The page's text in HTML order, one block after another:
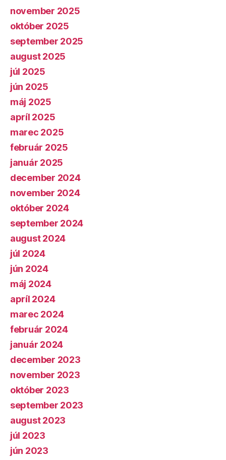
november 2025
október 2025
september 2025
august 2025
júl 2025
jún 2025
máj 2025
apríl 2025
marec 2025
február 2025
január 2025
december 2024
november 2024
október 2024
september 2024
august 2024
júl 2024
jún 2024
máj 2024
apríl 2024
marec 2024
február 2024
január 2024
december 2023
november 2023
október 2023
september 2023
august 2023
júl 2023
jún 2023